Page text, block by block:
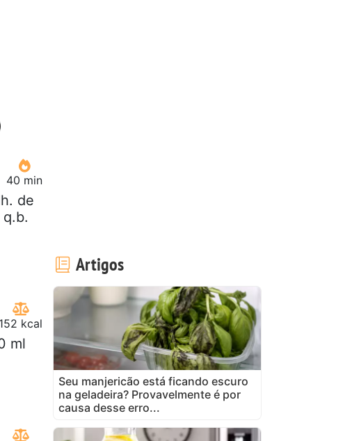
40 min
de
152 kcal
ml
Artigos
Seu manjericão está ficando escuro
na geladeira? Provavelmente é por
causa desse erro...